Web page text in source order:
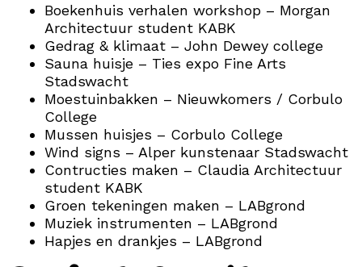
Boekenhuis verhalen workshop – Morgan
Architectuur student KABK
Gedrag & klimaat – John Dewey college
Sauna huisje – Ties expo Fine Arts
Stadswacht
Moestuinbakken – Nieuwkomers / Corbulo
College
Mussen huisjes – Corbulo College
Wind signs – Alper kunstenaar Stadswacht
Contructies maken – Claudia Architectuur
student KABK
Groen tekeningen maken – LABgrond
Muziek instrumenten – LABgrond
Hapjes en drankjes – LABgrond